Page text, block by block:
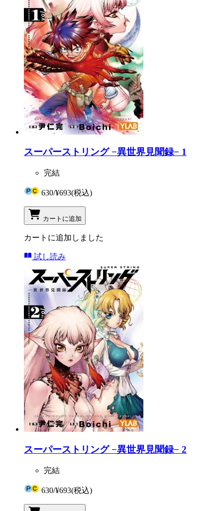
スーパーストリング −異世界見聞録− 1
完結
630/¥693(税込)
カートに追加
カートに追加しました
試し読み
スーパーストリング −異世界見聞録− 2
完結
630/¥693(税込)